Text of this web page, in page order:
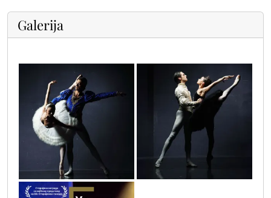
Galerija
instapost3 instapost2